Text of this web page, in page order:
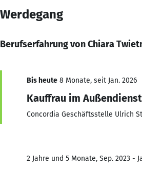
Werdegang
Berufserfahrung von Chiara
Bis heute 8 Monate, seit Jan. 2026
Kauffrau im Außendienst
Concordia Geschäftsstelle Ulrich
2 Jahre und 5 Monate, Sep. 2023 -